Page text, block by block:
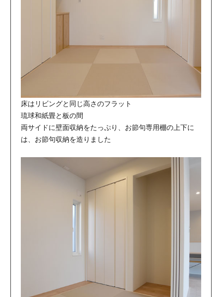
床はリビングと同じ高さのフラット
琉球和紙畳と板の間
両サイドに壁面収納をたっぷり、お節句専用棚の上下に
は、お節句収納を造りました